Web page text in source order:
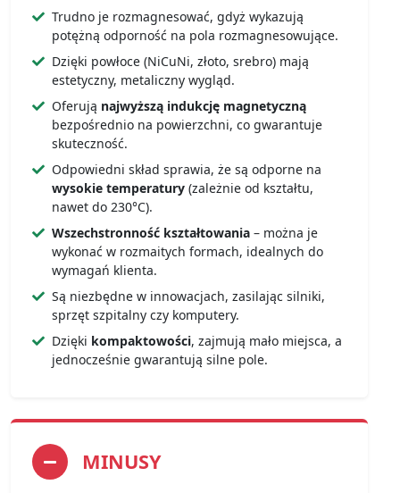
Trudno je rozmagnesować, gdyż wykazują
potężną odporność na pola rozmagnesowujące.
Dzięki powłoce (NiCuNi, złoto, srebro) mają
estetyczny, metaliczny wygląd.
Oferują najwyższą indukcję magnetyczną
bezpośrednio na powierzchni, co gwarantuje
skuteczność.
Odpowiedni skład sprawia, że są odporne na
wysokie temperatury (zależnie od kształtu,
nawet do 230°C).
Wszechstronność kształtowania – można je
wykonać w rozmaitych formach, idealnych do
wymagań klienta.
Są niezbędne w innowacjach, zasilając silniki,
sprzęt szpitalny czy komputery.
Dzięki kompaktowości, zajmują mało miejsca, a
jednocześnie gwarantują silne pole.
MINUSY